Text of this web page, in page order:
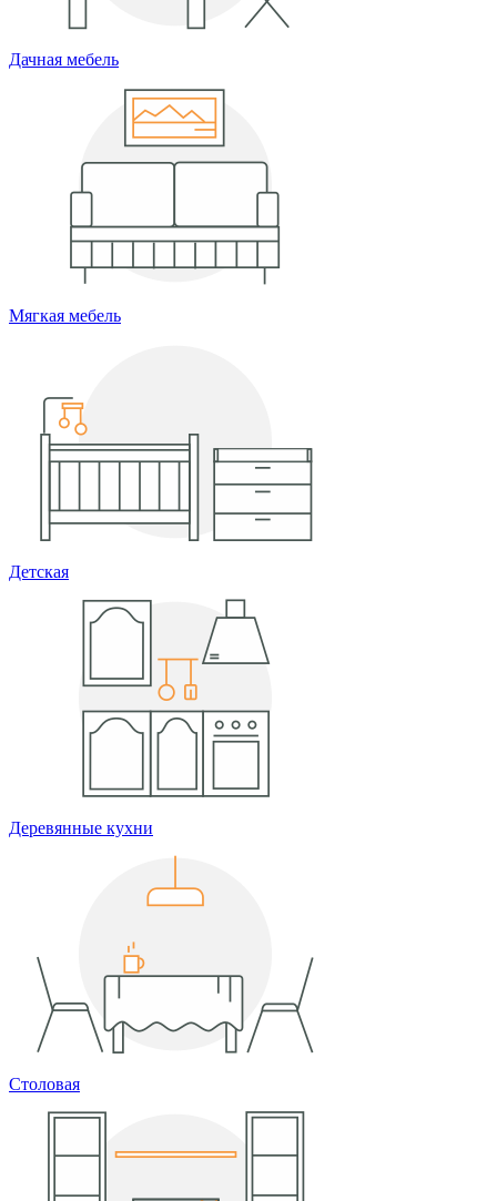
Дачная мебель
Мягкая мебель
Детская
Деревянные кухни
Столовая